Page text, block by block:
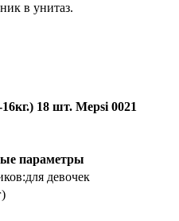
в унитаз.
18 шт. Mepsi 0021
параметры
девочек